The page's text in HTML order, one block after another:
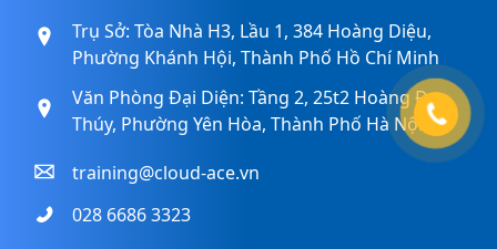
Trụ Sở: Tòa Nhà H3, Lầu 1, 384 Hoàng Diệu,
Phường Khánh Hội, Thành Phố Hồ Chí Minh
Văn Phòng Đại Diện: Tầng 2, 25t2 Hoàng Đạo
Thúy, Phường Yên Hòa, Thành Phố Hà Nội
training@cloud-ace.vn
028 6686 3323